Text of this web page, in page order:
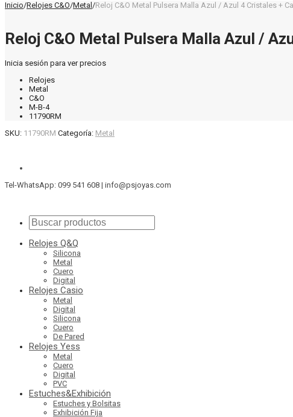
Inicio/Relojes C&O/Metal /Reloj C&O Metal Pulsera Malla Azul / Azul 4 Cristales +
Reloj C&O Metal Pulsera Malla Azul /
Inicia sesión para ver precios
Relojes
Metal
C&O
M-B-4
11790RM
SKU: 11790RM Categoría: Metal
Tel-WhatsApp: 099 541 608 | info@psjoyas.com
Relojes Q&Q
Silicona
Metal
Cuero
Digital
Relojes Casio
Metal
Digital
Silicona
Cuero
De Pared
Relojes Yess
Metal
Cuero
Digital
PVC
Estuches&Exhibición
Estuches y Bolsitas
Exhibición Fija